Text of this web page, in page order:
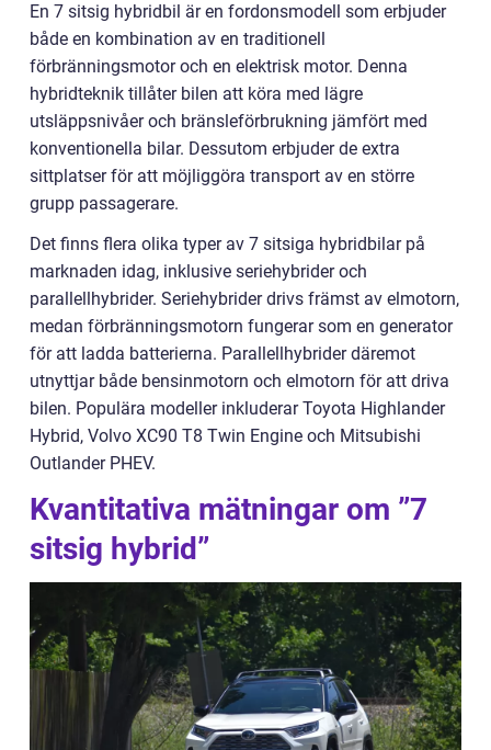
En 7 sitsig hybridbil är en fordonsmodell som erbjuder
både en kombination av en traditionell
förbränningsmotor och en elektrisk motor. Denna
hybridteknik tillåter bilen att köra med lägre
utsläppsnivåer och bränsleförbrukning jämfört med
konventionella bilar. Dessutom erbjuder de extra
sittplatser för att möjliggöra transport av en större
grupp passagerare.
Det finns flera olika typer av 7 sitsiga hybridbilar på
marknaden idag, inklusive seriehybrider och
parallellhybrider. Seriehybrider drivs främst av elmotorn,
medan förbränningsmotorn fungerar som en generator
för att ladda batterierna. Parallellhybrider däremot
utnyttjar både bensinmotorn och elmotorn för att driva
bilen. Populära modeller inkluderar Toyota Highlander
Hybrid, Volvo XC90 T8 Twin Engine och Mitsubishi
Outlander PHEV.
Kvantitativa mätningar om ”7
sitsig hybrid”